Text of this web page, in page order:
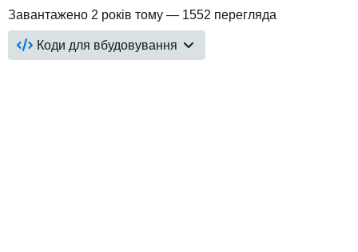
Завантажено 2 років тому — 1552 перегляда
Коди для вбудовування